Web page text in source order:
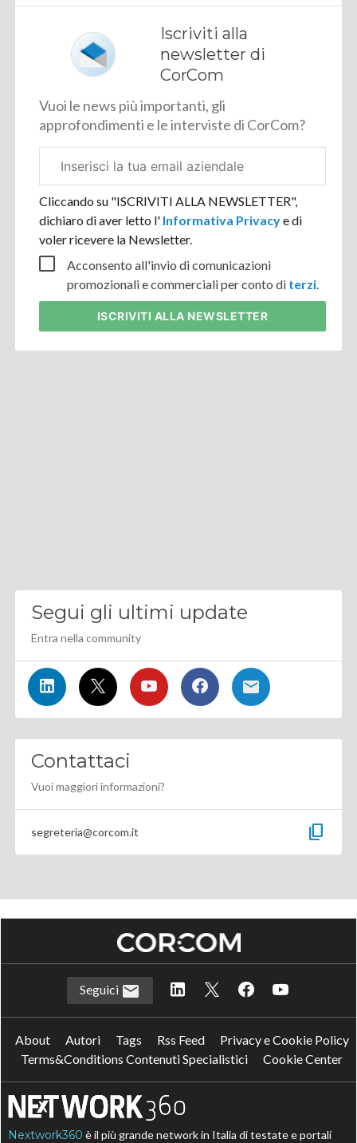
Iscriviti alla
newsletter di
CorCom
Vuoi le news più importanti, gli
approfondimenti e le interviste di CorCom?
aziendale
Cliccando su "ISCRIVITI ALLA NEWSLETTER",
dichiaro di aver letto l' Informativa Privacye di
voler ricevere la Newsletter.
Acconsento all'invio di comunicazioni
promozionali e commerciali per conto di terzi.
ISCRIVITI ALLA NEWSLETTER
Segui gli ultimi update
Entra nella community
Contattaci
Vuoi maggiori informazioni?
segreteria@corcom.it content_copy
Seguici
About Autori Tags Rss Feed
Privacy e Cookie Policy
Terms&Conditions Contenuti Specialistici
Cookie Center
Nextwork360 è il più grande network in Italia di testate e portali